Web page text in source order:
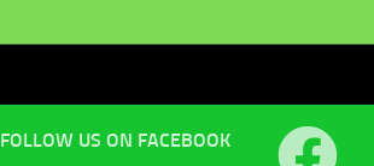
FOLLOW US ON FACEBOOK